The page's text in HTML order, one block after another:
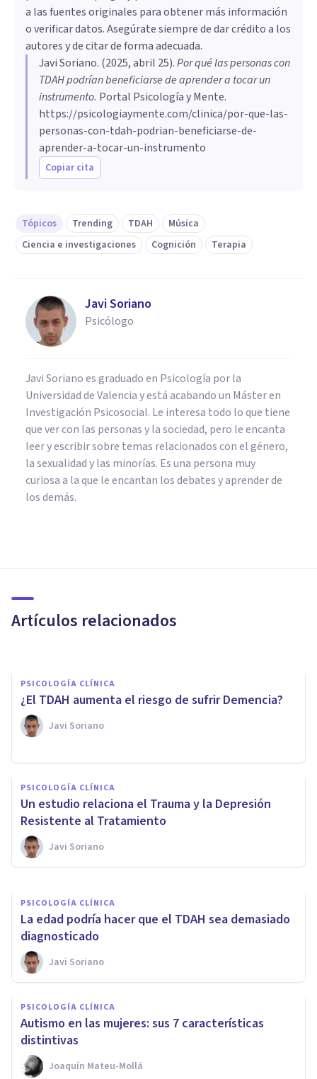
a las fuentes originales para obtener más información
o verificar datos. Asegúrate siempre de dar crédito a los
autores y de citar de forma adecuada.
Javi Soriano. (2025, abril 25).Por qué las personas con
TDAH podrían beneficiarse de aprender a tocar un
instrumento. Portal Psicología y Mente.
https://psicologiaymente.com/clinica/por-que-las-
personas-con-tdah-podrian-beneficiarse-de-
aprender-a-tocar-un-instrumento
Copiar cita
Tópicos Trending TDAH
Música
Ciencia e investigaciones
Cognición Terapia
Javi Soriano
Psicólogo
Javi Soriano es graduado en Psicología por la
Universidad de Valencia y está acabando un Máster en
Investigación Psicosocial. Le interesa todo lo que tiene
que ver con las personas y la sociedad, pero le encanta
leer y escribir sobre temas relacionados con el género,
la sexualidad y las minorías. Es una persona muy
curiosa a la que le encantan los debates y aprender de
los demás.
Artículos relacionados
del corazón
PSICOLOGÍA CLÍNICA
¿El TDAH aumenta el riesgo de sufrir Demencia?
Javi Soriano
PSICOLOGÍA CLÍNICA
Un estudio relaciona el Trauma y la Depresión
Resistente al Tratamiento
Javi Soriano
Esta parte del Cerebro es el
doble de grande en las
personas con Depresión
Javi Soriano
PSICOLOGÍA CLÍNICA
La edad podría hacer que el TDAH sea demasiado
diagnosticado
Javi Soriano
PSICOLOGÍA CLÍNICA
Autismo en las mujeres: sus 7 características
distintivas
Joaquín Mateu-Mollá